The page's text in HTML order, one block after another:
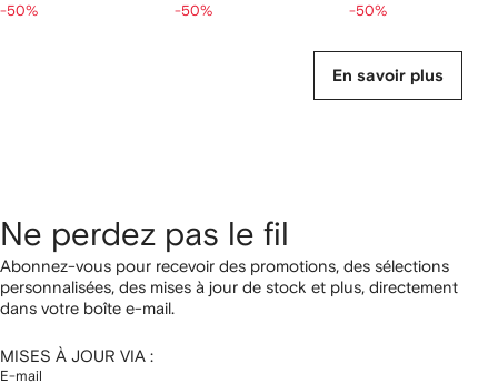
-50% -50% -50%
En savoir plus
Ne perdez pas le fil
Abonnez-vous pour recevoir des promotions, des sélections
personnalisées, des mises à jour de stock et plus, directement
dans votre boîte e-mail.
MISES À JOUR VIA :
E-mail